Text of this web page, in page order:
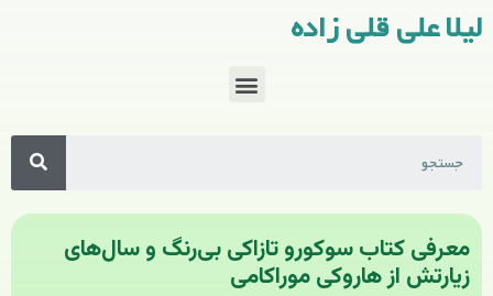
لیلا علی قلی زاده
معرفی کتاب سوکورو تازاکی بی‌رنگ و سال‌های
زیارتش از هاروکی موراکامی